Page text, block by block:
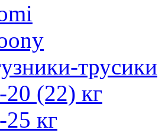
трусики
20 (22) кг
25 кг